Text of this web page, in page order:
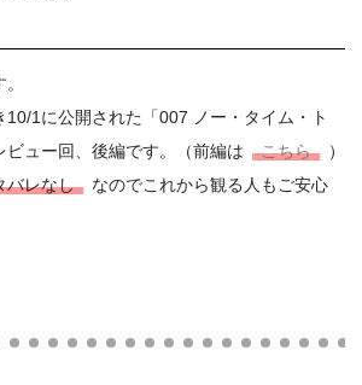
1に公開された「007 ノー・タイム・ト
ビュー回、後編です。（前編は
こちら
）
バレなし
なのでこれから観る人もご安心